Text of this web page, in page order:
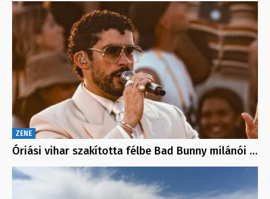
ZENE
Óriási vihar szakította félbe Bad Bunny milánói …